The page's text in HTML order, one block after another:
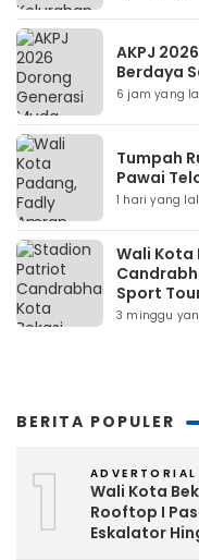
AKPJ
Berdaya
6 jam yang
Tumpah
Pawai
1 hari yang
Wali Kota
Sport
3 minggu
BERITA POPULER
1 ADVERTORIAL
Wali Kota
Rooftop I
Eskalator